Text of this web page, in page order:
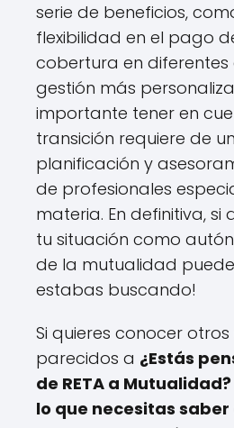
serie de beneficios,
flexibilidad en el pago
cobertura en diferentes
gestión más
importante tener en
transición requiere de
planificación y
de profesionales
materia. En definitiva, si
tu situación como
de la mutualidad
estabas buscando!
Si quieres conocer
parecidos a ¿Estás
de RETA a
lo que necesitas